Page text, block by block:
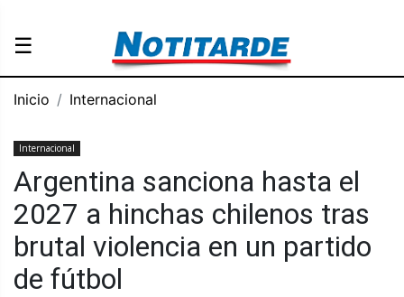
☰
Inicio Internacional
Internacional
Argentina sanciona hasta el
2027 a hinchas chilenos tras
brutal violencia en un partido
de fútbol